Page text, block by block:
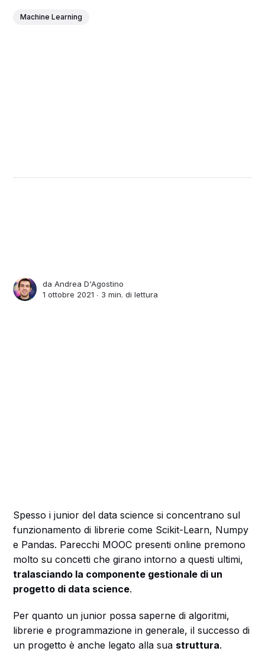
Machine Learning
daAndrea D'Agostino
1 ottobre 2021 ∙ 3 min. di lettura
Spesso i junior del data science si concentrano sul
funzionamento di librerie come Scikit-Learn, Numpy
e Pandas. Parecchi MOOC presenti online premono
molto su concetti che girano intorno a questi ultimi,
tralasciando la componente gestionale di un
progetto di data science.
Per quanto un junior possa saperne di algoritmi,
librerie e programmazione in generale, il successo di
un progetto è anche legato alla sua struttura.